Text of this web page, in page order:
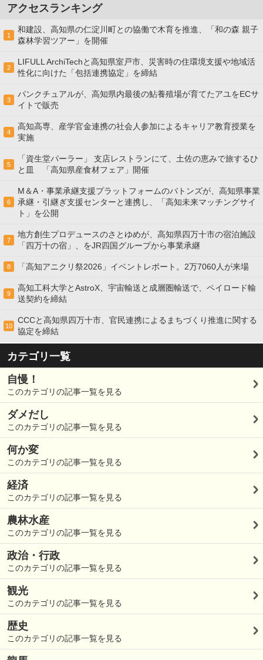
アクセスランキング
1
和建設、高知県の仁淀川町との協働で木育を推進、「和の森 親子
森林学習ツアー」を開催
2
LIFULL ArchiTechと高知県室戸市、災害時の住環境支援や地域活
性化に向けた「包括連携協定」を締結
3
パンクチュアルが、高知県内最後の鮎養殖場が育てたアユをECサ
イトで販売
4
高知高専、産学官金連携の社会⼈参加によるキャリア教育授業を
実施
5
「資生堂パーラー」 支店レストランにて、土佐の恵みで旅するひ
と皿 「高知県産食材フェア」開催
6
M＆A・事業承継支援プラットフォームのバトンズが、高知県事業
承継・引継ぎ支援センターと連携し、「高知未来マッチングサイ
ト」を公開
7
地方創生プロデュースのさとゆめが、高知県四万十市の宿泊施設
「四万十の宿」、をJR四国グループから事業承継
8 「高知アニクリ祭2026」イベントレポート。2万7060人が来場
9
高知工科大学とAstroX、宇宙輸送と成層圏輸送で、ペイロード輸
送契約を締結
10
CCCと高知県四万十市、官民連携によるまちづくり推進に関する
協定を締結
カテゴリ一覧
自慢！
このカテゴリの記事一覧を見る
ダメだし
このカテゴリの記事一覧を見る
何か変
このカテゴリの記事一覧を見る
経済
このカテゴリの記事一覧を見る
農林水産
このカテゴリの記事一覧を見る
政治・行政
このカテゴリの記事一覧を見る
観光
このカテゴリの記事一覧を見る
歴史
このカテゴリの記事一覧を見る